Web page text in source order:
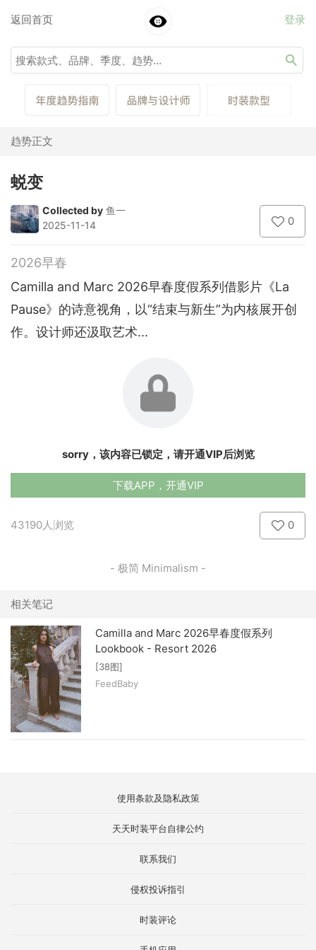
返回首页 登录
趋势正文
蜕变
Collected by 鱼一
2025-11-14
0
2026早春
Camilla and Marc 2026早春度假系列借影片《La
Pause》的诗意视角，以“结束与新生”为内核展开创
作。设计师还汲取艺术...
sorry，该内容已锁定，请开通VIP后浏览
下载APP，开通VIP
43190人浏览 0
- 极简 Minimalism -
相关笔记
Camilla and Marc 2026早春度假系列
Lookbook - Resort 2026
[38图]
FeedBaby
使用条款及隐私政策
天天时装平台自律公约
联系我们
侵权投诉指引
时装评论